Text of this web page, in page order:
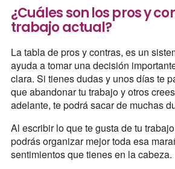
¿Cuáles son los pros y
trabajo actual?
La tabla de pros y contras, es un
ayuda a tomar una decisión
clara. Si tienes dudas y unos días te
que abandonar tu trabajo y otros
adelante, te podrá sacar de muchas
Al escribir lo que te gusta de tu
podrás organizar mejor toda esa
sentimientos que tienes en la cabeza.